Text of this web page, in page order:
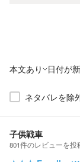
本文あり 日付が
ネタバレを除
子供戦車
801件のレビューを投